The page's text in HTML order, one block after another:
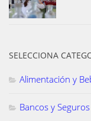
SELECCIONA
Alimentación y
Bancos y Seguros